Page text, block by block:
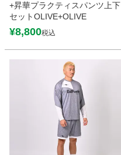
+昇華プラクティスパンツ上下
セットOLIVE+OLIVE
¥8,800税込